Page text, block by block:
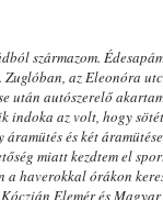
származom.
Zuglóban, az Eleonóra
után autószerelő
indoka az volt, hogy
áramütés és két
miatt kezdtem el
a haverokkal órákon
Elemér és